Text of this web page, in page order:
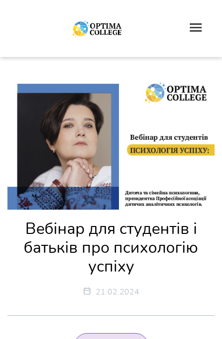
Вебінар для студентів і
батьків про психологію
успіху
21.02.2024